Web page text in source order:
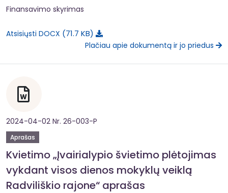
Finansavimo skyrimas
Atsisiųsti DOCX 71.7 KB
Plačiau apie dokumentą ir jo priedus
2024-04-02 Nr. 26-003-P
Aprašas
Kvietimo „Įvairialypio švietimo plėtojimas
vykdant visos dienos mokyklų veiklą
Radviliškio rajone“ aprašas